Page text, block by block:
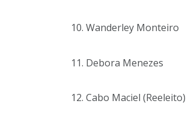
10. Wanderley Monteiro
11. Debora Menezes
12. Cabo Maciel (Reeleito)